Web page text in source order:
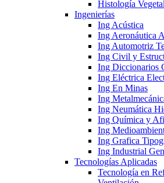
Histología Vegetal
Ingenierías
Ing Acústica
Ing Aeronáutica
Ing Automotriz
Ing Civil y
Ing Diccionarios
Ing Eléctrica
Ing En Minas
Ing
Ing Neumática
Ing Química y
Ing
Ing Grafica
Ing Industrial
Tecnologías Aplicadas
Tecnología en